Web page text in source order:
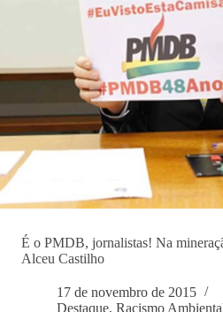
É o PMDB, jornalistas! Na
Alceu Castilho
17 de novembro de 2015
Destaque, Racismo